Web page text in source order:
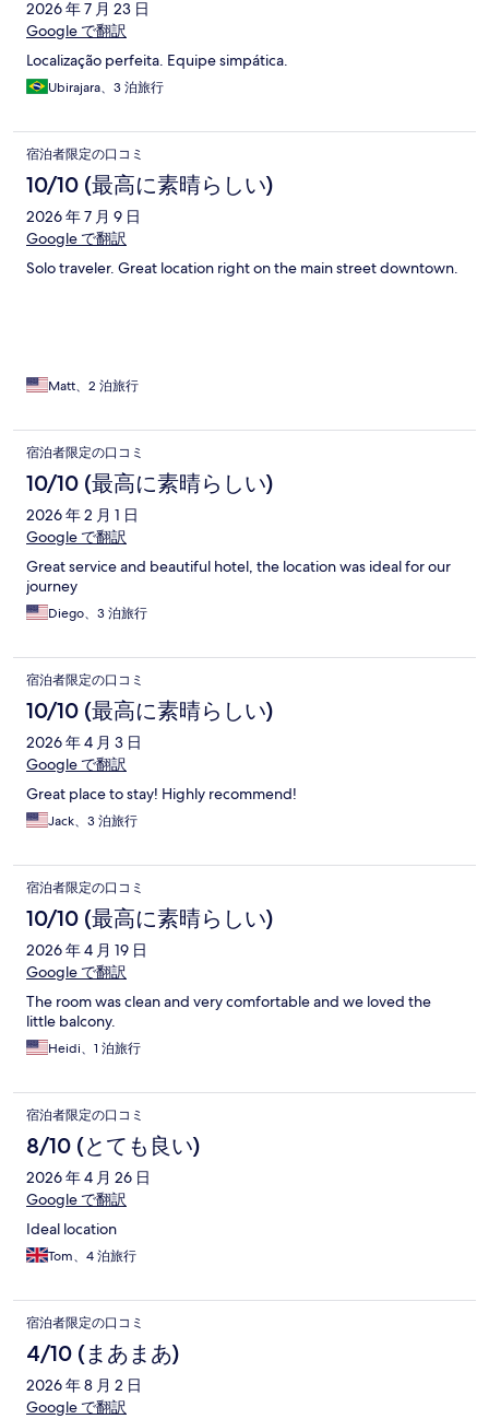
2026 年 7 月 23 日
Google で翻訳
Localização perfeita. Equipe simpática.
Ubirajara、3 泊旅行
宿泊者限定の口コミ
10/10 (最高に素晴らしい)
2026 年 7 月 9 日
Google で翻訳
Solo traveler. Great location right on the main street downtown.
Matt、2 泊旅行
宿泊者限定の口コミ
10/10 (最高に素晴らしい)
2026 年 2 月 1 日
Google で翻訳
Great service and beautiful hotel, the location was ideal for our
journey
Diego、3 泊旅行
宿泊者限定の口コミ
10/10 (最高に素晴らしい)
2026 年 4 月 3 日
Google で翻訳
Great place to stay! Highly recommend!
Jack、3 泊旅行
宿泊者限定の口コミ
10/10 (最高に素晴らしい)
2026 年 4 月 19 日
Google で翻訳
The room was clean and very comfortable and we loved the
little balcony.
Heidi、1 泊旅行
宿泊者限定の口コミ
8/10 (とても良い)
2026 年 4 月 26 日
Google で翻訳
Ideal location
Tom、4 泊旅行
宿泊者限定の口コミ
4/10 (まあまあ)
2026 年 8 月 2 日
Google で翻訳